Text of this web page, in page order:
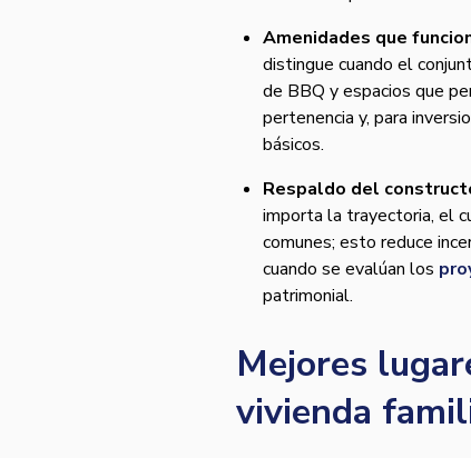
Amenidades que
distingue cuando el
de BBQ y espacios que
pertenencia y, para
básicos.
Respaldo del
importa la trayectoria, el
comunes; esto reduce
cuando se evalúan los
patrimonial.
Mejores
vivienda